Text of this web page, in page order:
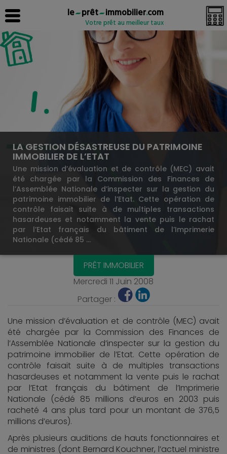
le prêt immobilier.com
Votre prêt au meilleur taux
LA GESTION DÉSASTREUSE DU PATRIMOINE
IMMOBILIER DE L’ETAT
Une mission d’évaluation et de contrôle (MEC) avait
été chargée par la Commission des Finances de
l’Assemblée Nationale d’inspecter sur la gestion du
patrimoine immobilier de l’Etat. Cette opération de
contrôle faisait suite à de multiples transactions
hasardeuses et notamment la vente puis le rachat
par l’Etat français du bâtiment de l’Imprimerie
Nationale (cédé 85 …
PRÊT IMMOBILIER
Mercredi 11 Juin 2008
Partager :
Une mission d’évaluation et de contrôle (MEC) avait
été chargée par la Commission des Finances de
l’Assemblée Nationale d’inspecter sur la gestion du
patrimoine immobilier de l’Etat. Cette opération de
contrôle faisait suite à de multiples transactions
hasardeuses et notamment la vente puis le rachat
par l’Etat français du bâtiment de l’Imprimerie
Nationale (cédé 85 millions d’euros en 2003 puis
racheté 4 ans plus tard pour un montant de 376,5
millions d’euros).
Après plusieurs auditions de hauts fonctionnaires et
de ministres (dont Bernard Kouchner, l’actuel ministre